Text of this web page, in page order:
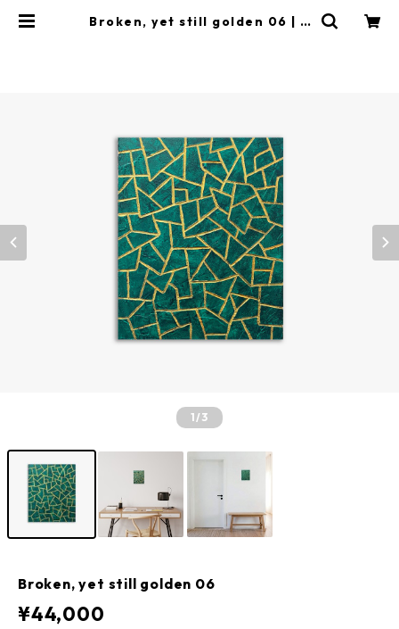
Broken, yet still golden 06 | S
1/3
Broken, yet still golden 06
¥44,000